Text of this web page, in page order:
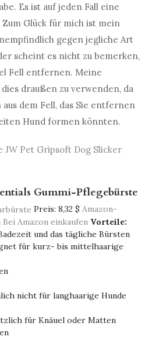
Es ist auf jeden Fall eine
Glück für mich ist mein
gegen jegliche Art
scheint es nicht zu bemerken,
Fell entfernen. Meine
draußen zu verwenden, da
dem Fell, das Sie entfernen
Hund formen könnten.
JW Pet Gripsoft Dog Slicker
Gummi-Pflegebürste
Preis: 8,32 $ Amazon-
Bei Amazon einkaufen Vorteile:
und das tägliche Bürsten
für kurz- bis mittelhaarige
nicht für langhaarige Hunde
für Knäuel oder Matten